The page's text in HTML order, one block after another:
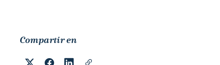
Compartir en